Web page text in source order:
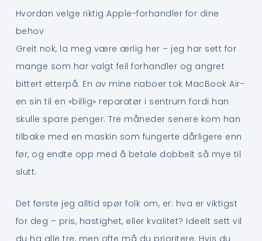
Hvordan velge riktig Apple-forhandler for dine
behov
Greit nok, la meg være ærlig her – jeg har sett for
mange som har valgt feil forhandler og angret
bittert etterpå. En av mine naboer tok MacBook Air-
en sin til en «billig» reparatør i sentrum fordi han
skulle spare penger. Tre måneder senere kom han
tilbake med en maskin som fungerte dårligere enn
før, og endte opp med å betale dobbelt så mye til
slutt.
Det første jeg alltid spør folk om, er: hva er viktigst
for deg – pris, hastighet, eller kvalitet? Ideelt sett vil